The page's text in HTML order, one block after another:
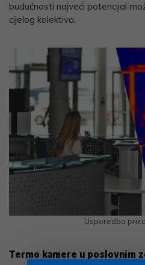
budućnosti najveći potencijal
cijelog kolektiva.
Usporedba
Termo kamere u poslovnim